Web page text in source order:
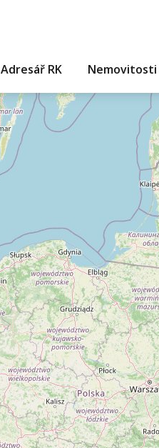
Adresář RK Nemovitosti